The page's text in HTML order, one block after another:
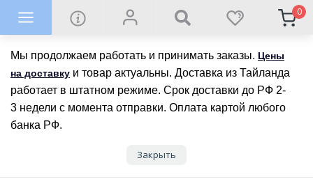
Мы продолжаем работать и принимать заказы. Цены
на доставку и товар актуальны. Доставка из Тайланда
работает в штатном режиме. Срок доставки до РФ 2-
3 недели с момента отправки. Оплата картой любого
банка РФ.
Закрыть
0